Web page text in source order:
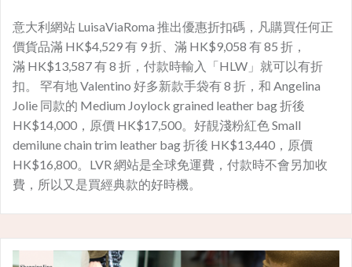
意大利網站 LuisaViaRoma 推出優惠折扣碼，凡購買任何正
價貨品滿 HK$4,529 有 9 折、滿 HK$9,058 有 85 折，
滿 HK$13,587 有 8 折，付款時輸入「HLW」就可以有折
扣。 罕有地 Valentino 好多新款手袋有 8 折，和 Angelina
Jolie 同款的 Medium Joylock grained leather bag 折後
HK$14,000，原價 HK$17,500。好靚淺粉紅色 Small
demilune chain trim leather bag 折後 HK$13,440，原價
HK$16,800。LVR 網站是全球免運費，付款時不會另加收
費，所以又是買經典款的好時機。